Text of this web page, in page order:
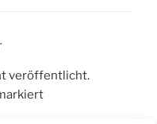
veröffentlicht.